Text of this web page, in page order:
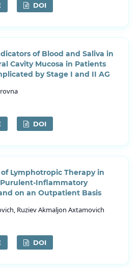
DOI
of Blood and Saliva in
Cavity Mucosa in Patients
by Stage I and II AG
DOI
Lymphotropic Therapy in
Inflammatory
on an Outpatient Basis
Ruziev Akmaljon Axtamovich
DOI